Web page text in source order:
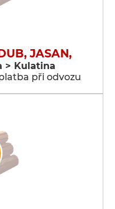
JASAN,
> Kulatina
při odvozu